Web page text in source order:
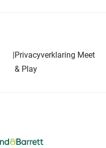
|Privacyverklaring Meet
& Play